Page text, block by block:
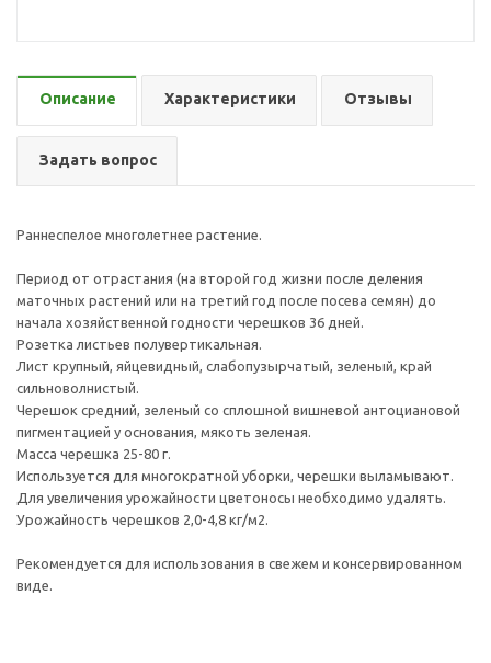
Описание Характеристики Отзывы
Задать вопрос
Раннеспелое многолетнее растение.
Период от отрастания (на второй год жизни после деления
маточных растений или на третий год после посева семян) до
начала хозяйственной годности черешков 36 дней.
Розетка листьев полувертикальная.
Лист крупный, яйцевидный, слабопузырчатый, зеленый, край
сильноволнистый.
Черешок средний, зеленый со сплошной вишневой антоциановой
пигментацией у основания, мякоть зеленая.
Масса черешка 25-80 г.
Используется для многократной уборки, черешки выламывают.
Для увеличения урожайности цветоносы необходимо удалять.
Урожайность черешков 2,0-4,8 кг/м2.
Рекомендуется для использования в свежем и консервированном
виде.